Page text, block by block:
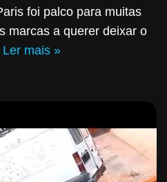
foi palco para muitas
marcas a querer deixar o
Ler mais »